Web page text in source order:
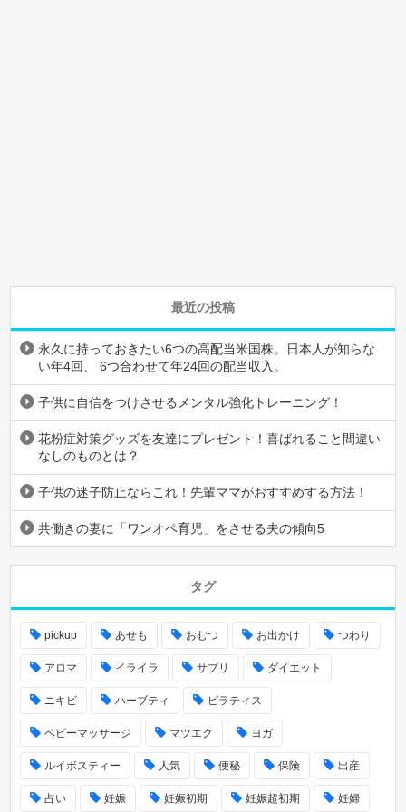
最近の投稿
永久に持っておきたい6つの高配当米国株。日本人が知らな
い年4回、 6つ合わせて年24回の配当収入。
子供に自信をつけさせるメンタル強化トレーニング！
花粉症対策グッズを友達にプレゼント！喜ばれること間違い
なしのものとは？
子供の迷子防止ならこれ！先輩ママがおすすめする方法！
共働きの妻に「ワンオペ育児」をさせる夫の傾向5
タグ
pickup あせも おむつ お出かけ つわり
アロマ イライラ サプリ ダイエット
ニキビ ハーブティ ピラティス
ベビーマッサージ マツエク ヨガ
ルイボスティー 人気 便秘 保険 出産
占い 妊娠 妊娠初期 妊娠超初期 妊婦